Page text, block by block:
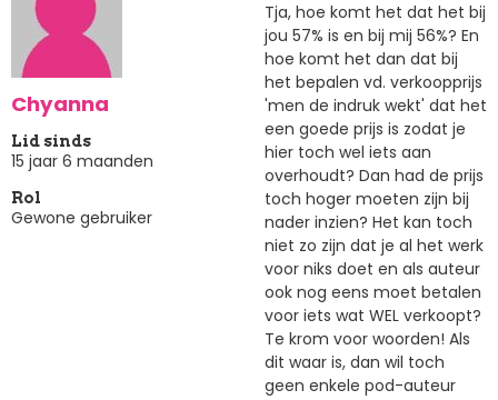
Chyanna
Lid sinds
15 jaar 6 maanden
Rol
Gewone gebruiker
Tja, hoe komt het dat het bij
jou 57% is en bij mij 56%? En
hoe komt het dan dat bij
het bepalen vd. verkoopprijs
'men de indruk wekt' dat het
een goede prijs is zodat je
hier toch wel iets aan
overhoudt? Dan had de prijs
toch hoger moeten zijn bij
nader inzien? Het kan toch
niet zo zijn dat je al het werk
voor niks doet en als auteur
ook nog eens moet betalen
voor iets wat WEL verkoopt?
Te krom voor woorden! Als
dit waar is, dan wil toch
geen enkele pod-auteur